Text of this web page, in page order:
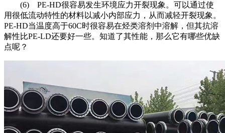
(6) PE-HD很容易发生环境应力开裂现象。可以通过使
用很低流动特性的材料以减小内部应力，从而减轻开裂现象。
PE-HD当温度高于60C时很容易在烃类溶剂中溶解，但其抗溶
解性比PE-LD还要好一些。知道了其性能，那么它有哪些优缺
点呢？